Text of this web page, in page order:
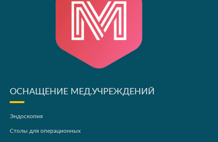
ОСНАЩЕНИЕ МЕД.УЧРЕЖДЕНИЙ
Эндоскопия
Столы для операционных